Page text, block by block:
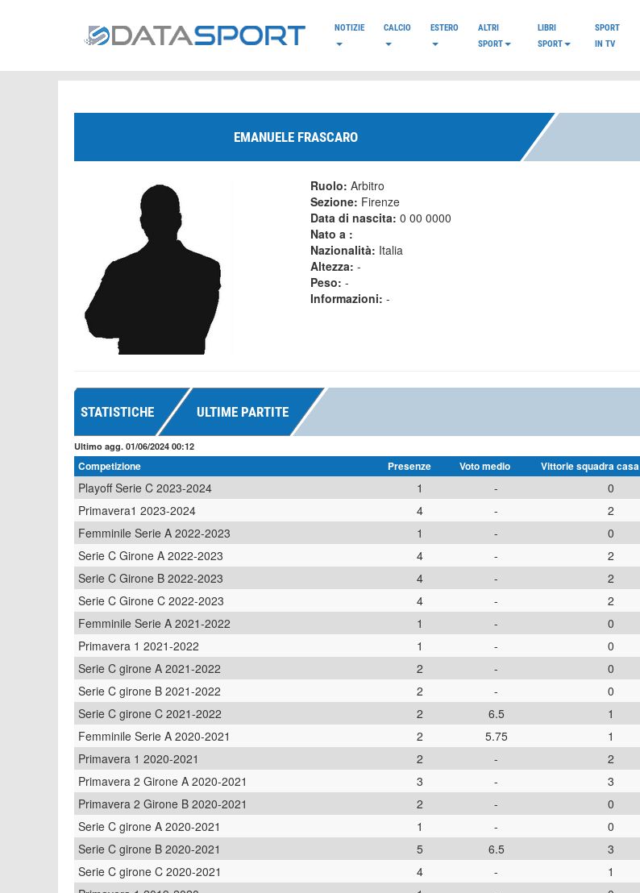
NOTIZIE CALCIO ESTERO
ALTRI
SPORT
LIBRI
SPORT
SPORT
IN TV
EMANUELE FRASCARO
Ruolo: Arbitro
Sezione: Firenze
Data di nascita: 0 00 0000
Nato a :
Nazionalità: Italia
Altezza: -
Peso: -
Informazioni: -
STATISTICHE ULTIME PARTITE
Ultimo agg. 01/06/2024 00:12
Competizione Presenze Voto medio Vittorie squadra casa
Playoff Serie C 2023-2024 1 - 0
Primavera1 2023-2024
4 - 2
Femminile Serie A 2022-2023
1 - 0
Serie C Girone A 2022-2023
4 - 2
Serie C Girone B 2022-2023
4 - 2
Serie C Girone C 2022-2023
4 - 2
Femminile Serie A 2021-2022
1 - 0
Primavera 1 2021-2022
1 - 0
Serie C girone A 2021-2022
2 - 0
Serie C girone B 2021-2022
2 - 0
Serie C girone C 2021-2022
2 6.5 1
Femminile Serie A 2020-2021
2 5.75 1
Primavera 1 2020-2021
2 - 2
Primavera 2 Girone A 2020-2021
3 - 3
Primavera 2 Girone B 2020-2021
2 - 0
Serie C girone A 2020-2021
1 - 0
Serie C girone B 2020-2021
5 6.5 3
Serie C girone C 2020-2021
4 - 1